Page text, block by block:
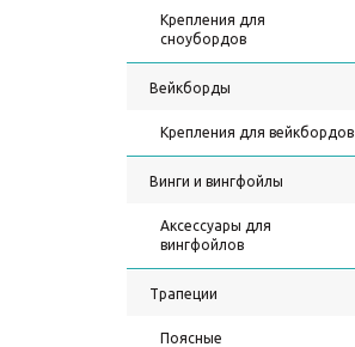
Крепления для
сноубордов
Вейкборды
Крепления для вейкбордов
Винги и вингфойлы
Аксессуары для
вингфойлов
Трапеции
Поясные